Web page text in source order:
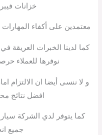
خزانات
معتمدين على أكفاء المهارات
كما لدينا الخبرات العريقة
نوفرها للعملاء
و لا ننسى أيضا ان الالتزام
افضل نتائج
كما يتوفر لدي الشركة
جميع